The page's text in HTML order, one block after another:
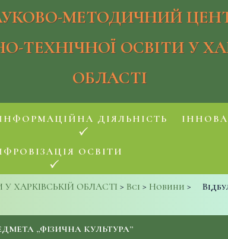
МЕТОДИЧНИЙ
ТЕХНІЧНОЇ ОСВІТИ У
ОБЛАСТІ
ІНФОРМАЦІЙНА ДІЯЛЬНІСТЬ
ОСВІТИ
ХАРКІВСЬКІЙ ОБЛАСТІ > Всі > Новини >
„ФІЗИЧНА КУЛЬТУРА”